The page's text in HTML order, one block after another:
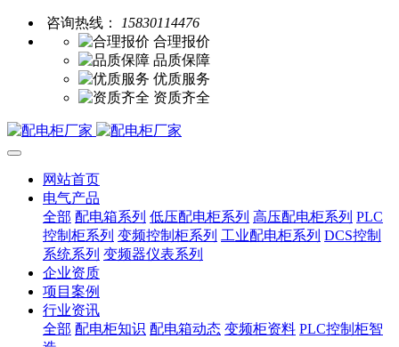
咨询热线：
15830114476
合理报价
品质保障
优质服务
资质齐全
网站首页
电气产品
全部 配电箱系列 低压配电柜系列 高压配电柜系列 PLC
控制柜系列 变频控制柜系列 工业配电柜系列 DCS控制
系统系列 变频器仪表系列
企业资质
项目案例
行业资讯
全部 配电柜知识 配电箱动态 变频柜资料 PLC控制柜智